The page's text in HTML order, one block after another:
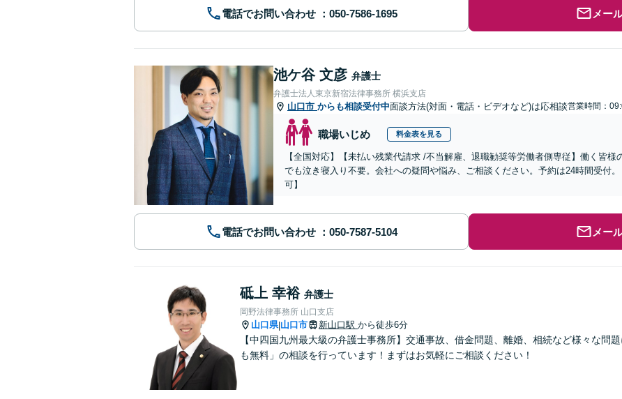
電話でお問い合わせ メー
池ケ谷 文彦 弁護士
弁護士法人東京新宿法律事務所 横浜支店
山口市 からも相談受付中面談方法(対面・電話・ビデオなど)は応相談営業時間：
職場いじめ 料金表を見る
【全国対応】【未払い残業代請求 /不当解雇、退職勧奨等労働者側専従】働く皆
でも泣き寝入り不要。会社への疑問や悩み、ご相談ください。予約は24時間受付
可】
電話でお問い合わせ メー
砥上 幸裕 弁護士
岡野法律事務所 山口支店
山口県|山口市 新山口駅 から徒歩6分
【中四国九州最大級の弁護士事務所】交通事故、借金問題、離婚、相続など様々な問
も無料」の相談を行っています！まずはお気軽にご相談ください！